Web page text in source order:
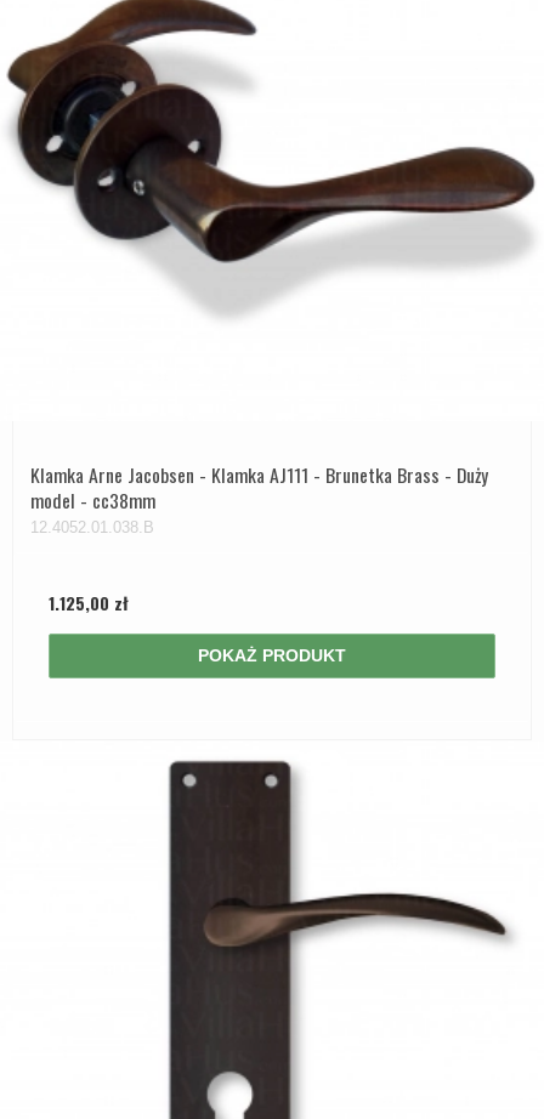
Klamka Arne Jacobsen - Klamka AJ111 - Brunetka Brass - Duży
model - cc38mm
12.4052.01.038.B
1.125,00 zł
POKAŻ PRODUKT